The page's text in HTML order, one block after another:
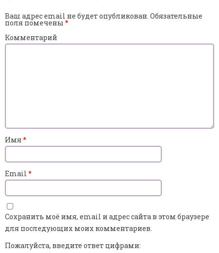
Ваш адрес email не будет опубликован. Обязательные
поля помечены *
Комментарий
Имя *
Email *
Сохранить моё имя, email и адрес сайта в этом браузере
для последующих моих комментариев.
Пожалуйста, введите ответ цифрами: